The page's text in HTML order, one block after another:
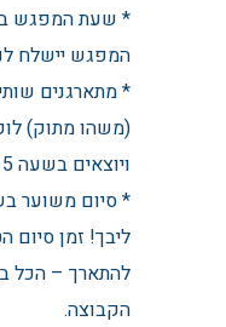
המפגש יישלח
* מתארגנים
(משהו מתוק)
ויוצאים בשעה 7:15
* סיום משוער בשטח
ליבך! זמן סיום
להתארך – הכל
הקבוצה.